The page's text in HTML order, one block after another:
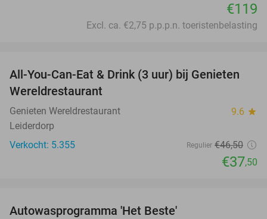
€119
Excl. ca. €2,75 p.p.p.n. toeristenbelasting
19%
All-You-Can-Eat & Drink (3 uur) bij Genieten
Wereldrestaurant
Genieten Wereldrestaurant 9.6 star
Leiderdorp
Verkocht: 5.355
Regulier €46,50
€37,50
Autowasprogramma 'Het Beste'